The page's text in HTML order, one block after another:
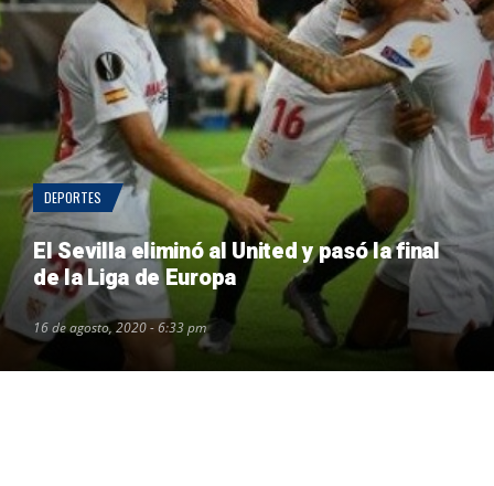
DEPORTES
El Sevilla eliminó al United y pasó la final
de la Liga de Europa
16 de agosto, 2020 - 6:33 pm